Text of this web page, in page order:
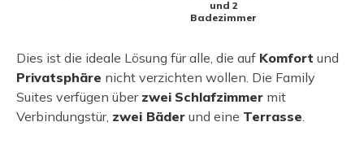
und 2
Badezimmer
Dies ist die ideale Lösung für alle, die auf Komfort und
Privatsphäre nicht verzichten wollen. Die Family
Suites verfügen über zwei Schlafzimmer mit
Verbindungstür, zwei Bäder und eine Terrasse